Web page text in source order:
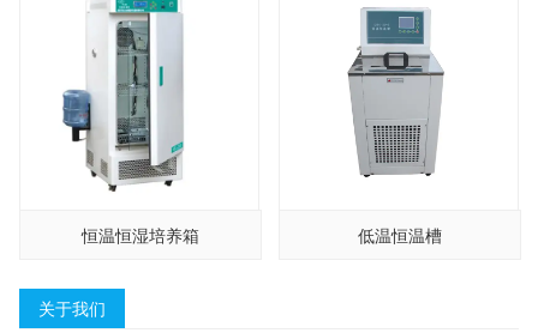
恒温恒湿培养箱 低温恒温槽
关于我们